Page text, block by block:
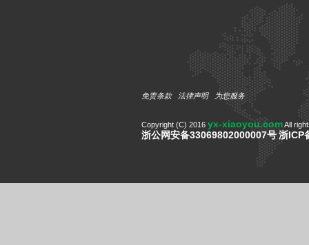
免责条款 法律声明 为您服务
Copyright (C) 2016 yx-xiaoyou.comAll
浙公网安备33069802000007号浙ICP